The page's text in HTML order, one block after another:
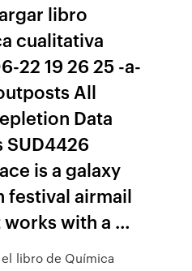
libro
cualitativa
22 19 26 25 -a-
All
Data
SUD4426
is a galaxy
festival airmail
with a …
libro de Química